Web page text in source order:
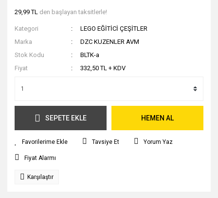
29,99 TL den başlayan taksitlerle!
Kategori
LEGO EĞİTİCİ ÇEŞİTLER
Marka
DZC KUZENLER AVM
Stok Kodu
BLTK-a
Fiyat
332,50 TL + KDV
SEPETE EKLE HEMEN AL
Tavsiye Et Yorum Yaz
Fiyat Alarmı
Karşılaştır